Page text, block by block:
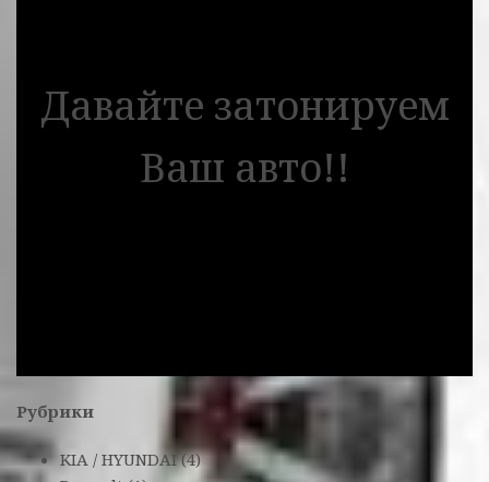
Давайте затонируем
Ваш авто!!
Рубрики
KIA / HYUNDAI(4)